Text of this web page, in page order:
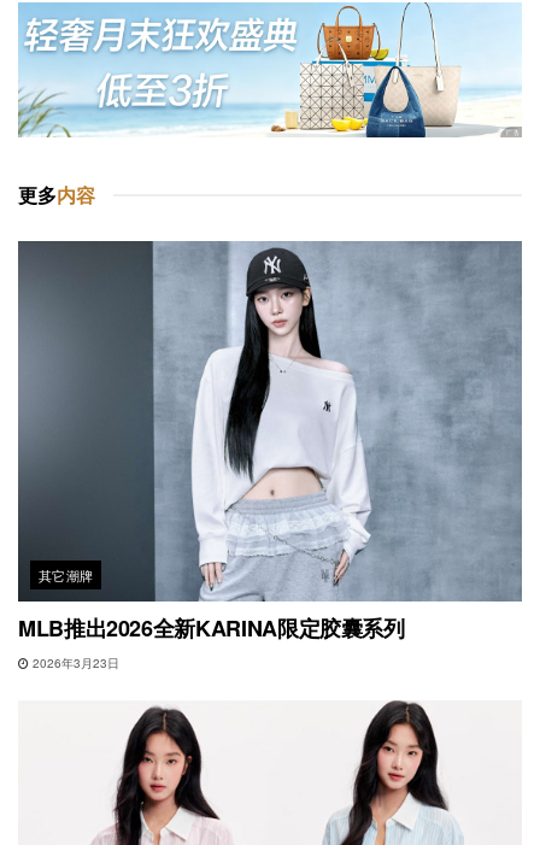
更多内容
其它潮牌
MLB推出2026全新KARINA限定胶囊系列
2026年3月23日